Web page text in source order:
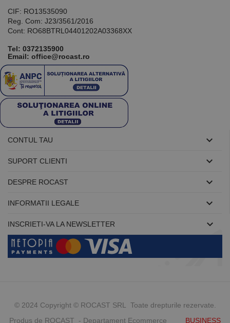
CIF: RO13535090
Reg. Com: J23/3561/2016
Cont: RO68BTRL04401202A03368XX
Tel: 0372135900
Email: office@rocast.ro
CONTUL TAU 
SUPORT CLIENTI 
DESPRE ROCAST 
INFORMATII LEGALE 
INSCRIETI-VA LA NEWSLETTER 
© 2024 Copyright © ROCAST SRL Toate drepturile rezervate.
Produs de ROCAST - Departament Ecommerce BUSINESS